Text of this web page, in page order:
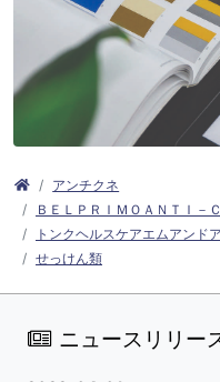
アンチクネ
ＢＥＬＰＲＩＭＯＡＮＴＩ－
トンクヘルスケアエムアンド
せっけん類
ニュースリリー